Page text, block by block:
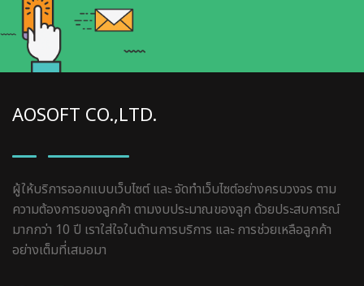
AOSOFT CO.,LTD.
ผู้ให้บริการออกแบบเว็บไซต์ และ จัดทำเว็บไซต์อย่างครบวงจร ตาม
ความต้องการของลูกค้า ตามงบประมาณของลูก ด้วยประสบการณ์
มากกว่า 10 ปี เราใส่ใจในด้านการบริการ และ การช่วยเหลือลูกค้า
อย่างเต็มที่เสมอมา